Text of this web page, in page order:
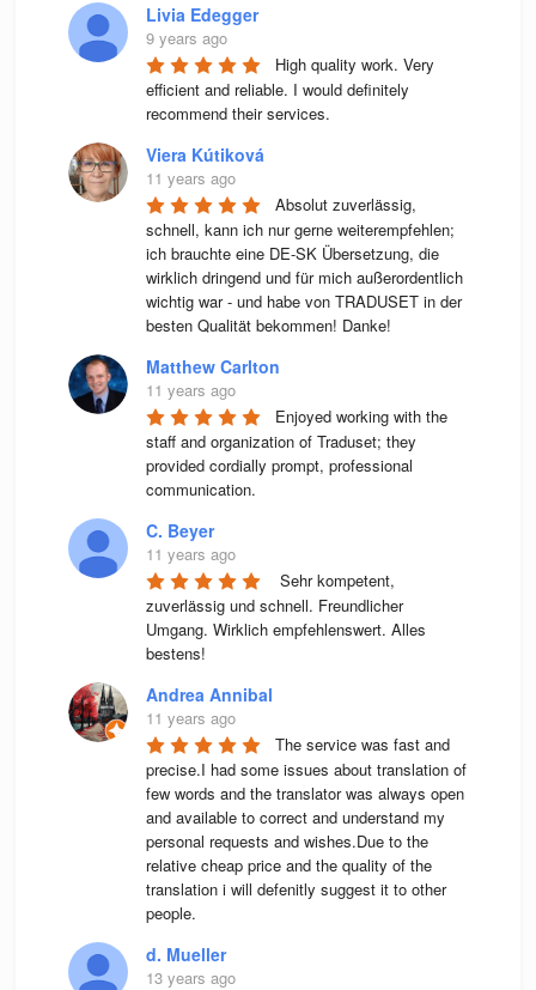
Livia Edegger
9 years ago
High quality work. Very
efficient and reliable. I would definitely
recommend their services.
Viera Kútiková
11 years ago
Absolut zuverlässig,
schnell, kann ich nur gerne weiterempfehlen;
ich brauchte eine DE-SK Übersetzung, die
wirklich dringend und für mich außerordentlich
wichtig war - und habe von TRADUSET in der
besten Qualität bekommen! Danke!
Matthew Carlton
11 years ago
Enjoyed working with the
staff and organization of Traduset; they
provided cordially prompt, professional
communication.
C. Beyer
11 years ago
Sehr kompetent,
zuverlässig und schnell. Freundlicher
Umgang. Wirklich empfehlenswert. Alles
bestens!
Andrea Annibal
11 years ago
The service was fast and
precise.I had some issues about translation of
few words and the translator was always open
and available to correct and understand my
personal requests and wishes.Due to the
relative cheap price and the quality of the
translation i will defenitly suggest it to other
people.
d. Mueller
13 years ago